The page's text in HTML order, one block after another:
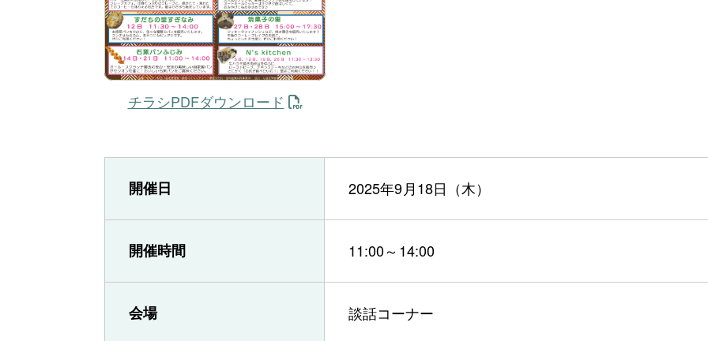
チラシPDFダウンロード
開催日 2025年9月18日（木）
開催時間 11:00～14:00
会場 談話コーナー